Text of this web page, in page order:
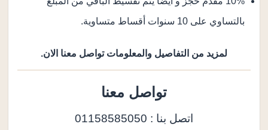
بالتساوي على 10 سنوات أقساط متساوية.
لمزيد من التفاصيل والمعلومات تواصل معنا الان.
تواصل معنا
اتصل بنا : 01158585050